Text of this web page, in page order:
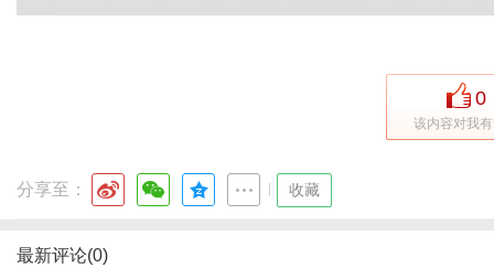
0
该内容对我
分享至： 收藏
最新评论(0)